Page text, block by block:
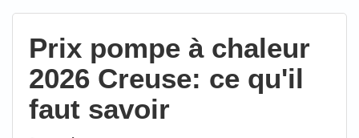
Prix pompe à chaleur
2026 Creuse: ce qu'il
faut savoir